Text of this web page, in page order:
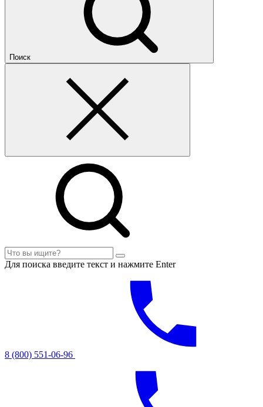
Поиск
Для поиска введите текст и нажмите Enter
8 (800) 551-06-96